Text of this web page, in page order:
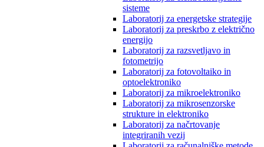
sisteme
Laboratorij za energetske strategije
Laboratorij za preskrbo z električno
energijo
Laboratorij za razsvetljavo in
fotometrijo
Laboratorij za fotovoltaiko in
optoelektroniko
Laboratorij za mikroelektroniko
Laboratorij za mikrosenzorske
strukture in elektroniko
Laboratorij za načrtovanje
integriranih vezij